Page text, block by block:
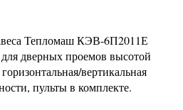
Тепломаш КЭВ-6П2011Е
дверных проемов высотой
вертикальная
пульты в комплекте.